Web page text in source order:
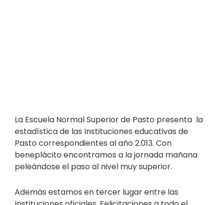
La Escuela Normal Superior de Pasto presenta la
estadística de las Instituciones educativas de
Pasto correspondientes al año 2.013. Con
beneplácito encontramos a la jornada mañana
peleándose el paso al nivel muy superior.
Además estamos en tercer lugar entre las